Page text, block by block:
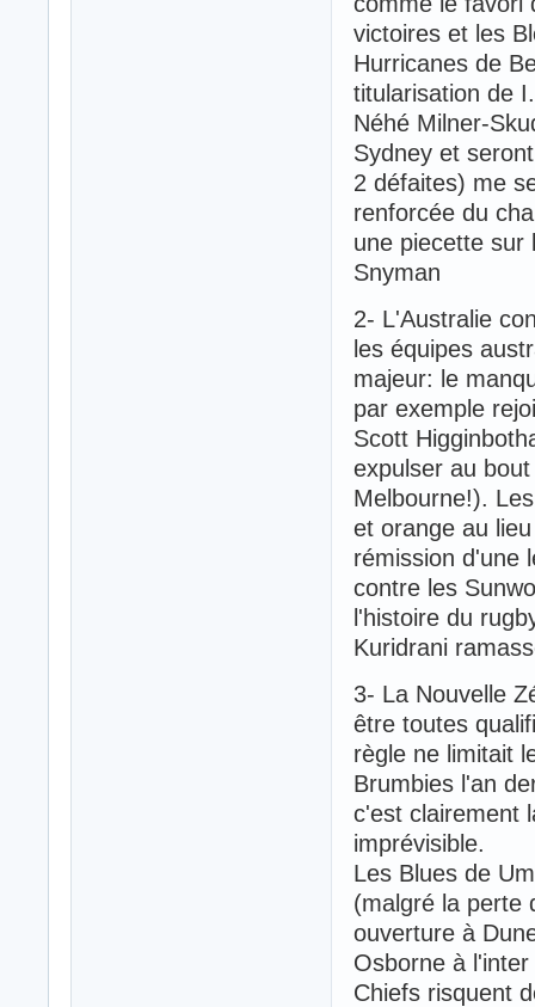
victoires et les
Hurricanes de
titularisation de
Néhé Milner-
Sydney et
2 défaites) me
renforcée du
une piecette sur
Snyman
2- L'Australie
les équipes
majeur: le
par exemple
Scott
expulser au
Melbourne!).
et orange au
rémission d'une
contre les
l'histoire du
Kuridrani
3- La Nouvelle
être toutes
règle ne limitait
Brumbies l'an
c'est clairement
imprévisible.
Les Blues de
(malgré la perte
ouverture à
Osborne à
Chiefs risquent